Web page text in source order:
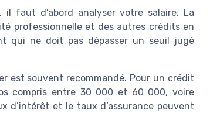
faut d’abord analyser votre salaire. La
professionnelle et des autres crédits en
qui ne doit pas dépasser un seuil jugé
est souvent recommandé. Pour un crédit
compris entre 30 000 et 60 000, voire
d’intérêt et le taux d’assurance peuvent